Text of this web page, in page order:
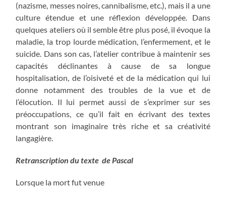
(nazisme, messes noires, cannibalisme, etc.), mais il a une
culture étendue et une réflexion développée. Dans
quelques ateliers où il semble être plus posé, il évoque la
maladie, la trop lourde médication, l’enfermement, et le
suicide. Dans son cas, l’atelier contribue à maintenir ses
capacités déclinantes à cause de sa longue
hospitalisation, de l’oisiveté et de la médication qui lui
donne notamment des troubles de la vue et de
l’élocution. Il lui permet aussi de s’exprimer sur ses
préoccupations, ce qu’il fait en écrivant des textes
montrant son imaginaire très riche et sa créativité
langagière.
Retranscription du texte de Pascal
Lorsque la mort fut venue